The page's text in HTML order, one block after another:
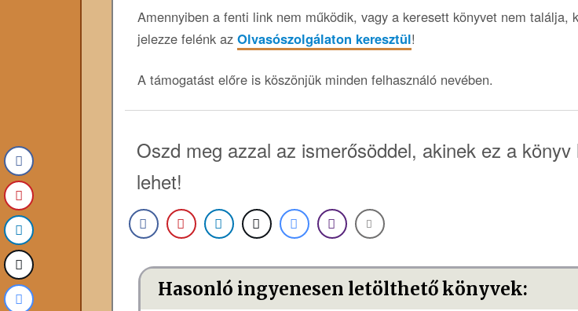
Amennyiben a fenti link nem működik, vagy a keresett könyvet nem találja,
jelezze felénk az Olvasószolgálaton keresztül!
A támogatást előre is köszönjük minden felhasználó nevében.
Oszd meg azzal az ismerősöddel, akinek ez a könyv
lehet!
Hasonló ingyenesen letölthető könyvek: